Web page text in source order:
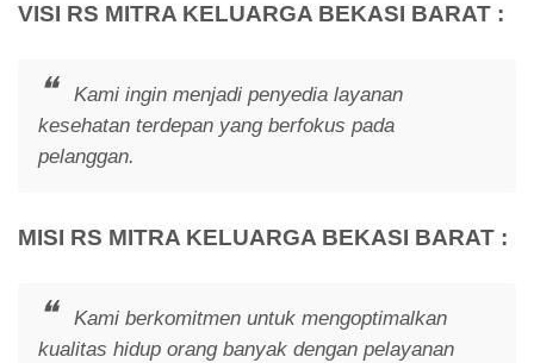
VISI RS MITRA KELUARGA BEKASI BARAT :
Kami ingin menjadi penyedia layanan
kesehatan terdepan yang berfokus pada
pelanggan.
MISI RS MITRA KELUARGA BEKASI BARAT :
Kami berkomitmen untuk mengoptimalkan
kualitas hidup orang banyak dengan pelayanan